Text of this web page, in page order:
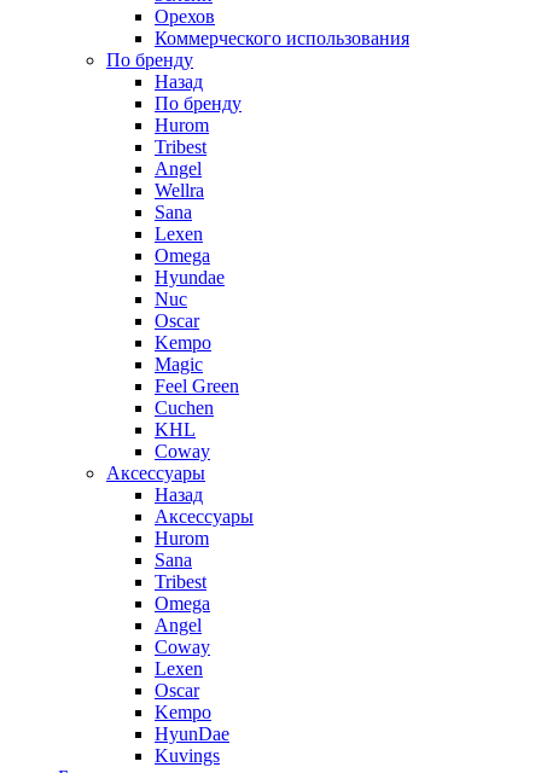
Орехов
Коммерческого использования
По бренду
Назад
По бренду
Hurom
Tribest
Angel
Wellra
Sana
Lexen
Omega
Hyundae
Nuc
Oscar
Kempo
Magic
Feel Green
Cuchen
KHL
Coway
Аксессуары
Назад
Аксессуары
Hurom
Sana
Tribest
Omega
Angel
Coway
Lexen
Oscar
Kempo
HyunDae
Kuvings